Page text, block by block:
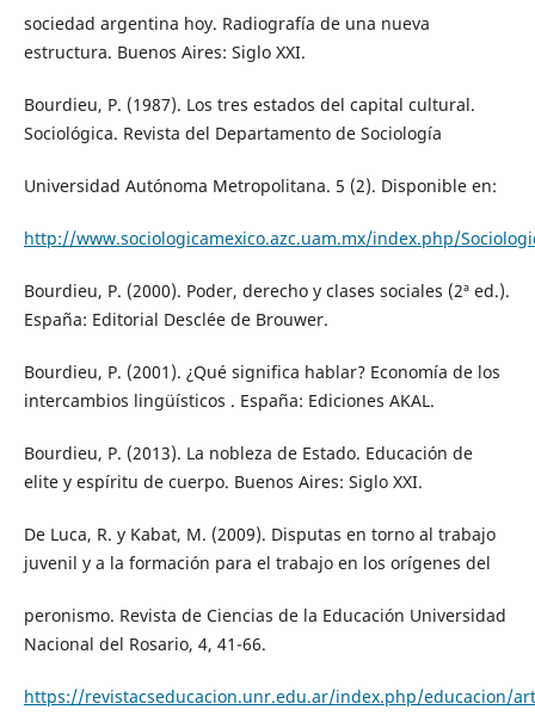
sociedad argentina hoy. Radiografía de una nueva
estructura. Buenos Aires: Siglo XXI.
Bourdieu, P. (1987). Los tres estados del capital cultural.
Sociológica. Revista del Departamento de Sociología
Universidad Autónoma Metropolitana. 5 (2). Disponible en:
http://www.sociologicamexico.azc.uam.mx/index.php/
Bourdieu, P. (2000). Poder, derecho y clases sociales (2ª ed.).
España: Editorial Desclée de Brouwer.
Bourdieu, P. (2001). ¿Qué significa hablar? Economía de los
intercambios lingüísticos . España: Ediciones AKAL.
Bourdieu, P. (2013). La nobleza de Estado. Educación de
elite y espíritu de cuerpo. Buenos Aires: Siglo XXI.
De Luca, R. y Kabat, M. (2009). Disputas en torno al trabajo
juvenil y a la formación para el trabajo en los orígenes del
peronismo. Revista de Ciencias de la Educación Universidad
Nacional del Rosario, 4, 41-66.
https://revistacseducacion.unr.edu.ar/index.php/educacion/